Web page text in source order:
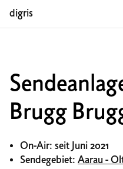
digris
Brugg
On-Air: seit Juni 2021
Sendegebiet: Aarau -